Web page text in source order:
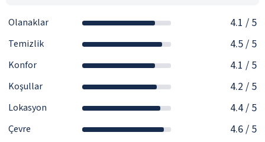
Olanaklar 4.1 / 5
Temizlik 4.5/ 5
Konfor 4.1 / 5
Koşullar 4.2 / 5
Lokasyon 4.4/ 5
Çevre 4.6/ 5